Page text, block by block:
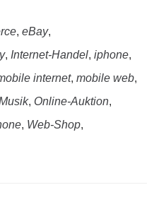
, eBay,
, Internet-Handel, iphone,
internet, mobile web,
, Online-Auktion,
, Web-Shop,